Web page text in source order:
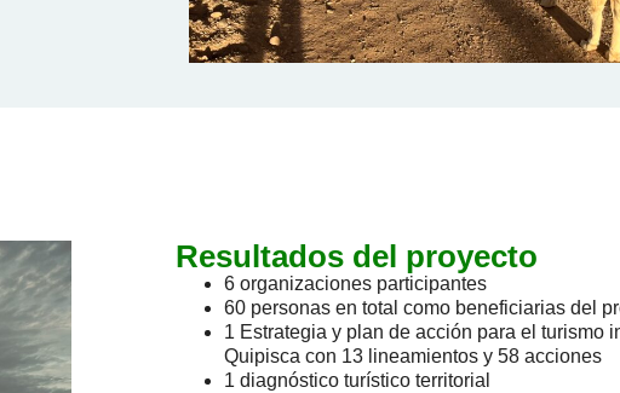
Resultados del proyecto
6 organizaciones participantes
60 personas en total como beneficiarias del
1 Estrategia y plan de acción para el turismo
Quipisca con 13 lineamientos y 58 acciones
1 diagnóstico turístico territorial